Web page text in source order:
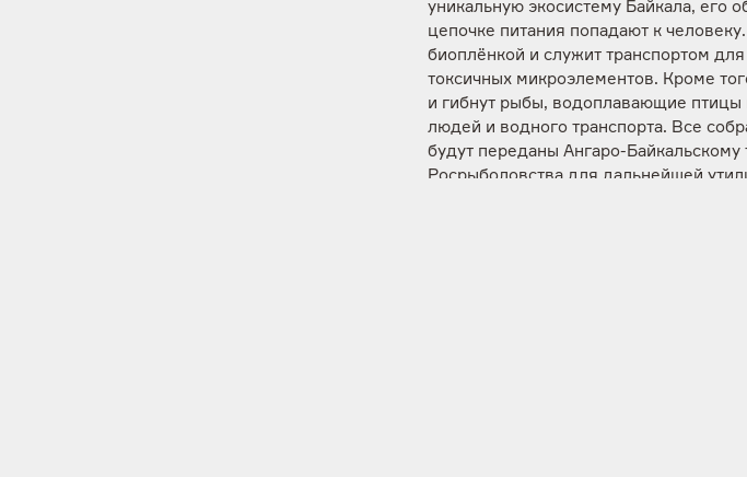
уникальную экосистему Байкала, его
цепочке питания попадают к
биоплёнкой и служит транспортом
токсичных микроэлементов. Кроме
и гибнут рыбы, водоплавающие птицы
людей и водного транспорта. Все
будут переданы Ангаро-
Росрыболовства для дальнейшей